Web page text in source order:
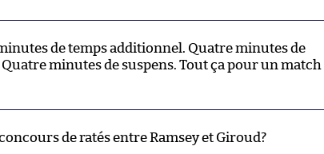
de temps additionnel. Quatre minutes de
minutes de suspens. Tout ça pour un match
de ratés entre Ramsey et Giroud?